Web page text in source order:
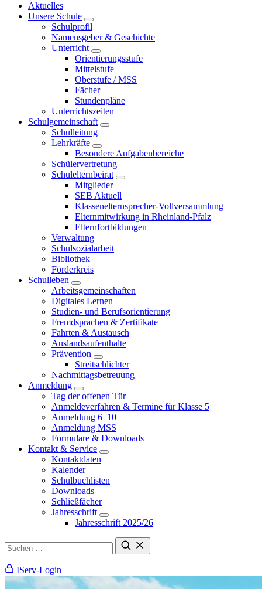
Aktuelles
Unsere Schule
Schulprofil
Namensgeber & Geschichte
Unterricht
Orientierungsstufe
Mittelstufe
Oberstufe / MSS
Fächer
Stundenpläne
Unterrichtszeiten
Schulgemeinschaft
Schulleitung
Lehrkräfte
Besondere Aufgabenbereiche
Schülervertretung
Schulelternbeirat
Mitglieder
SEB Aktuell
Klassenelternsprecher-Vollversammlung
Elternmitwirkung in Rheinland-Pfalz
Elternfortbildungen
Verwaltung
Schulsozialarbeit
Bibliothek
Förderkreis
Schulleben
Arbeitsgemeinschaften
Digitales Lernen
Studien- und Berufsorientierung
Fremdsprachen & Zertifikate
Fahrten & Austausch
Auslandsaufenthalte
Prävention
Streitschlichter
Nachmittagsbetreuung
Anmeldung
Tag der offenen Tür
Anmeldeverfahren & Termine für Klasse 5
Anmeldung 6–10
Anmeldung MSS
Formulare & Downloads
Kontakt & Service
Kontaktdaten
Kalender
Schulbuchlisten
Downloads
Schließfächer
Jahresschrift
Jahresschrift 2025/26
IServ-Login